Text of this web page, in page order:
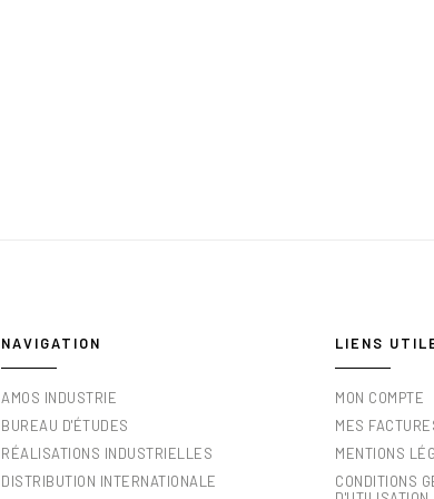
NAVIGATION
AMOS INDUSTRIE
BUREAU D'ÉTUDES
RÉALISATIONS INDUSTRIELLES
DISTRIBUTION INTERNATIONALE
LIENS
MON COMPTE
MES
MENTIONS
CONDITIONS